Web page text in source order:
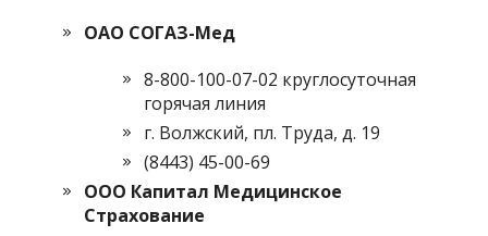
ОАО СОГАЗ-Мед
8-800-100-07-02 круглосуточная
горячая линия
г. Волжский, пл. Труда, д. 19
(8443) 45-00-69
ООО Капитал Медицинское
Страхование